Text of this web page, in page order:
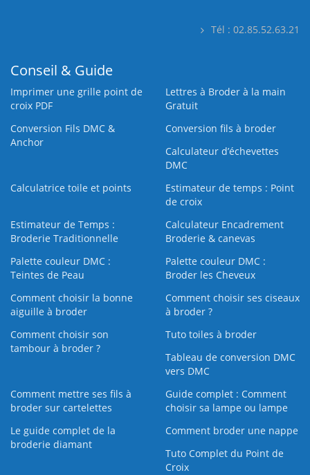
Tél : 02.85.52.63.21
Conseil & Guide
Imprimer une grille point de
croix PDF
Lettres à Broder à la main
Gratuit
Conversion Fils DMC &
Anchor
Conversion fils à broder
Calculateur d’échevettes
DMC
Calculatrice toile et points
Estimateur de temps : Point
de croix
Estimateur de Temps :
Broderie Traditionnelle
Calculateur Encadrement
Broderie & canevas
Palette couleur DMC :
Teintes de Peau
Palette couleur DMC :
Broder les Cheveux
Comment choisir la bonne
aiguille à broder
Comment choisir ses ciseaux
à broder ?
Comment choisir son
tambour à broder ?
Tuto toiles à broder
Tableau de conversion DMC
vers DMC
Comment mettre ses fils à
broder sur cartelettes
Guide complet : Comment
choisir sa lampe ou lampe
Le guide complet de la
broderie diamant
Comment broder une nappe
Tuto Complet du Point de
Croix